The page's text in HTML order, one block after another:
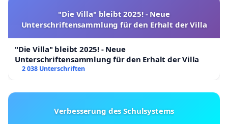
"Die Villa" bleibt 2025! - Neue
Unterschriftensammlung für den Erhalt der Villa
"Die Villa" bleibt 2025! - Neue
Unterschriftensammlung für den Erhalt der Villa
2 038 Unterschriften
Verbesserung des Schulsystems